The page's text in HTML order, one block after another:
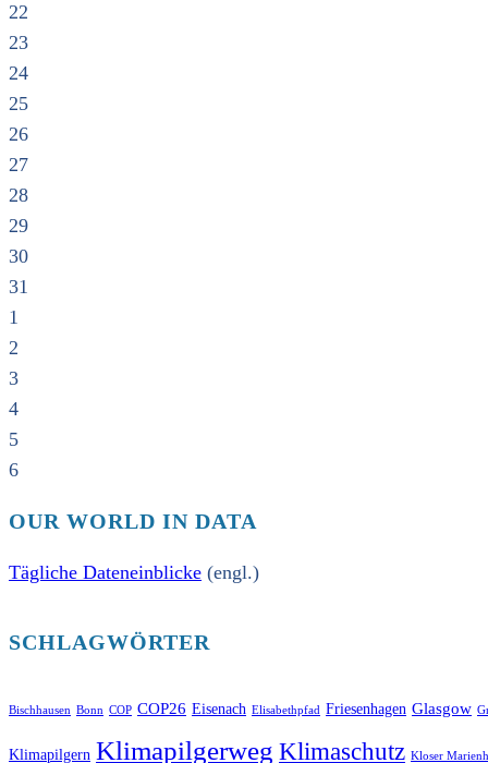
22
23
24
25
26
27
28
29
30
31
1
2
3
4
5
6
OUR WORLD IN DATA
Tägliche Dateneinblicke (engl.)
SCHLAGWÖRTER
Bischhausen Bonn COP COP26 Eisenach Elisabethpfad Friesenhagen Glasgow
Klimapilgern Klimapilgerweg Klimaschutz Kloser